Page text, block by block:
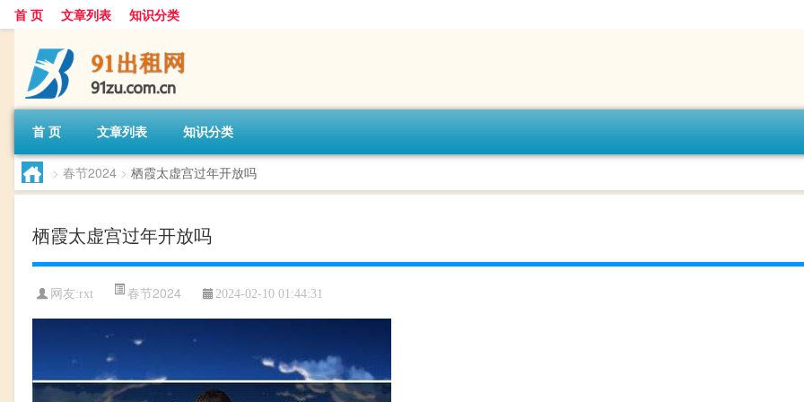
首 页 文章列表 知识分类
首 页 文章列表 知识分类
> 春节2024 > 栖霞太虚宫过年开放吗
栖霞太虚宫过年开放吗
网友:rxt 春节2024 2024-02-10 01:44:31